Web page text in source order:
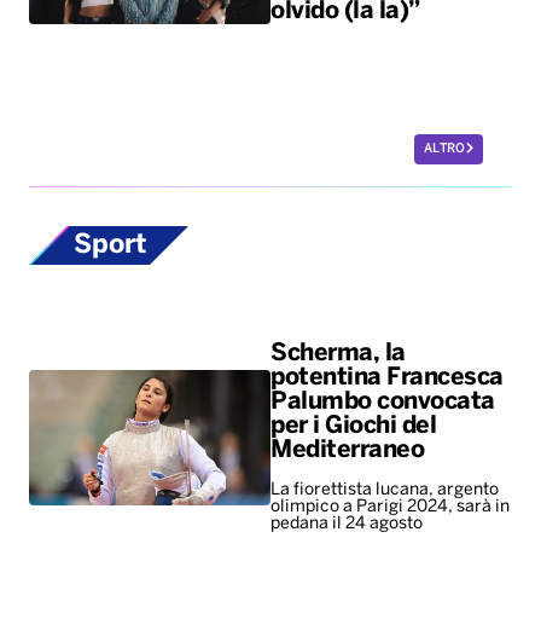
olvido (la la)”
ALTRO
Sport
Scherma, la
potentina Francesca
Palumbo convocata
per i Giochi del
Mediterraneo
La fiorettista lucana, argento
olimpico a Parigi 2024, sarà in
pedana il 24 agosto